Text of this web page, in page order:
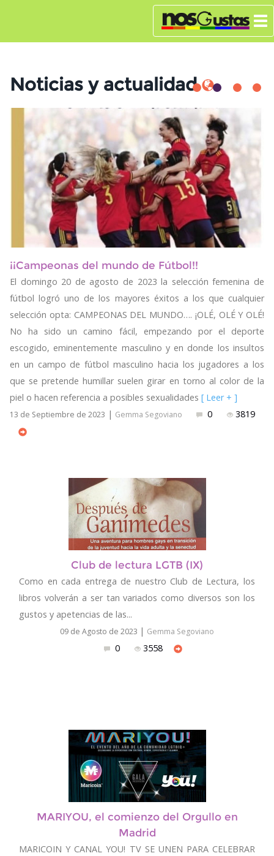
Noticias y actualidad
¡¡Campeonas del mundo de Fútbol!!
El domingo 20 de agosto de 2023 la selección femenina de
fútbol logró uno de los mayores éxitos a los que cualquier
selección opta: CAMPEONAS DEL MUNDO…. ¡OLÉ, OLÉ Y OLÉ!
No ha sido un camino fácil, empezando por el deporte
escogido, eminentemente masculino y en donde los insultos
en un campo de fútbol masculino hacia los jugadores a los
que se pretende humillar suelen girar en torno al color de la
piel o hacen referencia a posibles sexualidades [ Leer + ]
13 de Septiembre de 2023 | Gemma Segoviano 0 3819
Club de lectura LGTB (IX)
Como en cada entrega de nuestro Club de Lectura, los
libros volverán a ser tan variados como diversos son los
gustos y apetencias de las...
09 de Agosto de 2023 | Gemma Segoviano
0 3558
MARIYOU, el comienzo del Orgullo en
Madrid
MARICOIN Y CANAL YOU! TV SE UNEN PARA CELEBRAR